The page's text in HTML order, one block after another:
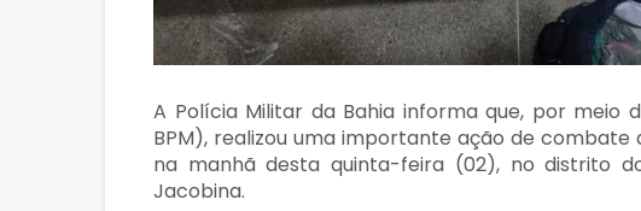
A Polícia Militar da Bahia informa que, por meio
BPM), realizou uma importante ação de
na manhã desta quinta-feira (02), no distrito
Jacobina.